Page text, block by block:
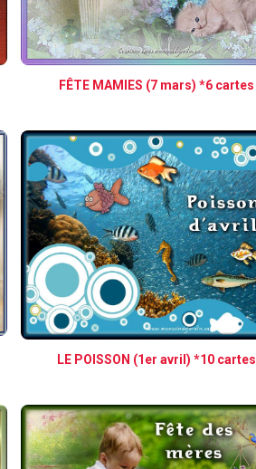
FÊTE MAMIES (7 mars) *6 cartes
LE POISSON (1er avril) *10 cartes